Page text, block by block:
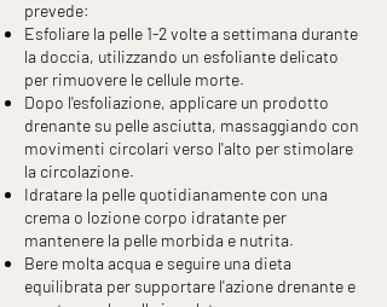
prevede:
Esfoliare la pelle 1-2 volte a settimana durante
la doccia, utilizzando un esfoliante delicato
per rimuovere le cellule morte.
Dopo l'esfoliazione, applicare un prodotto
drenante su pelle asciutta, massaggiando con
movimenti circolari verso l'alto per stimolare
la circolazione.
Idratare la pelle quotidianamente con una
crema o lozione corpo idratante per
mantenere la pelle morbida e nutrita.
Bere molta acqua e seguire una dieta
equilibrata per supportare l'azione drenante e